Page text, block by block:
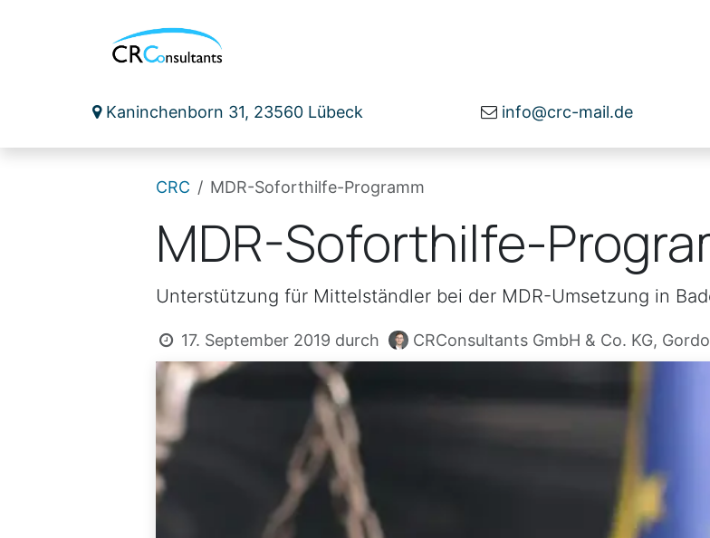
Maschinensicherheit
Kaninchenborn 31, 23560 Lübeck info@crc-mail.de
CRC MDR-Soforthilfe-Programm
MDR-Soforthilfe-
Unterstützung für Mittelständler bei der MDR-Umsetzung in
17. September 2019 durch CRConsultants GmbH & Co. KG,